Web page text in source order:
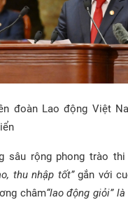
đoàn Lao động Việt
sâu rộng phong trào thi
thu nhập tốt” gắn với
châm“lao động giỏi”